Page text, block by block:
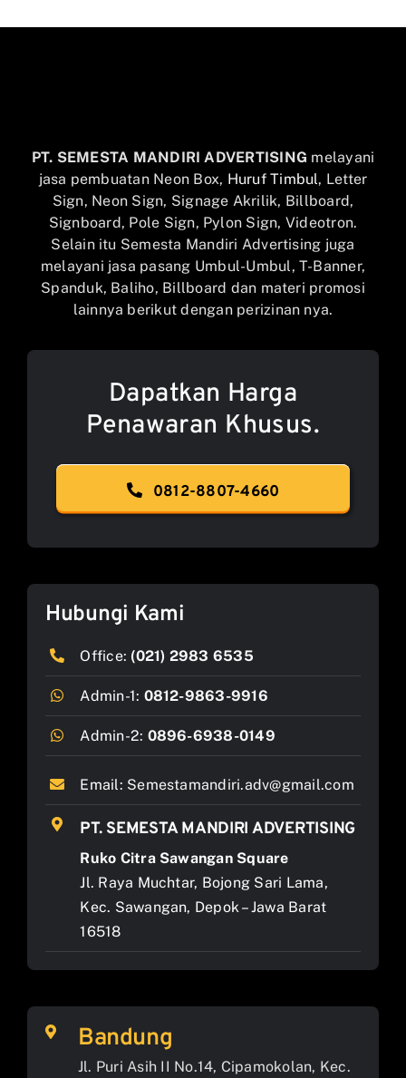
PT. SEMESTA MANDIRI ADVERTISING melayani
jasa pembuatan Neon Box, Huruf Timbul, Letter
Sign, Neon Sign, Signage Akrilik, Billboard,
Signboard, Pole Sign, Pylon Sign, Videotron.
Selain itu Semesta Mandiri Advertising juga
melayani jasa pasang Umbul-Umbul, T-Banner,
Spanduk, Baliho, Billboard dan materi promosi
lainnya berikut dengan perizinan nya.
Dapatkan Harga
Penawaran Khusus.
0812-8807-4660
Hubungi Kami
Office: (021) 2983 6535
Admin-1: 0812-9863-9916
Admin-2: 0896-6938-0149
Email: Semestamandiri.adv@gmail.com
PT. SEMESTA MANDIRI ADVERTISING
Ruko Citra Sawangan Square
Jl. Raya Muchtar, Bojong Sari Lama,
Kec. Sawangan, Depok – Jawa Barat
16518
Bandung
Jl. Puri Asih II No.14, Cipamokolan, Kec.